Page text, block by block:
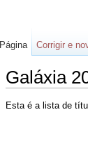
Galáxia
Esta é a lista de
Página Corrigir e